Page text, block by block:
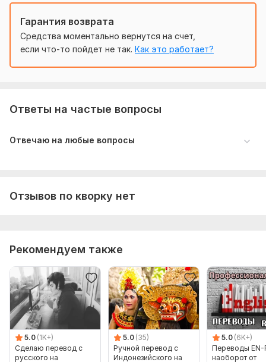
Гарантия возврата
Средства моментально вернутся на счет,
если что-то пойдет не так. Как это работает?
Ответы на частые вопросы
Отвечаю на любые вопросы
Отзывов по кворку нет
Рекомендуем также
5.0 (1K+)
Сделаю перевод с
русского на
5.0 (35)
Ручной перевод с
Индонезийского на
5.0 (6K+)
Переводы EN-
наоборот от